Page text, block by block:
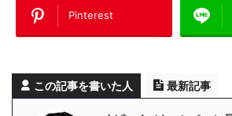
Pinterest
この記事を書いた人 最新記事